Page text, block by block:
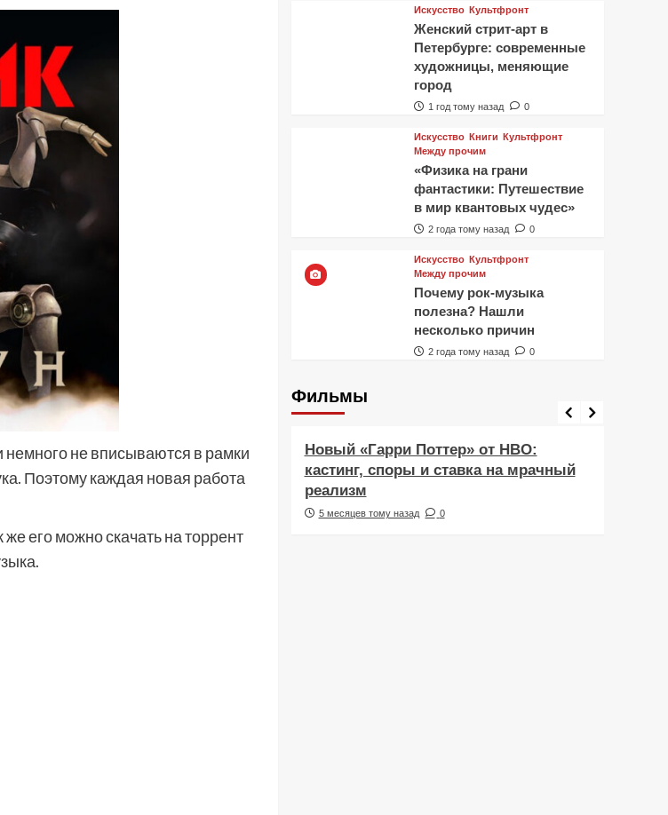
немного не вписываются в рамки
Поэтому каждая новая работа
его можно скачать на торрент
Искусство Культфронт
Женский стрит-арт в
Петербурге: современные
художницы, меняющие
город
1 год тому назад 0
Искусство Книги Культфронт
Между прочим
«Физика на грани
фантастики: Путешествие
в мир квантовых чудес»
2 года тому назад 0
Искусство Культфронт
Между прочим
Почему рок-музыка
полезна? Нашли
несколько причин
2 года тому назад 0
Фильмы
приручить лису»: триллер,
охотится не за маньяком, а
человеческими слабостями
Фильмы
Новый «Гарри Поттер» от HBO:
кастинг, споры и ставка на мрачный
реализм
5 месяцев тому назад 0